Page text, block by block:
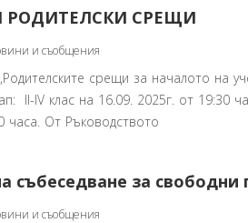
РОДИТЕЛСКИ СРЕЩИ
и съобщения
срещи за началото на
II-IV клас на 16.09. 2025г. от 19:30
часа. От Ръководството
събеседване за свободни
и съобщения